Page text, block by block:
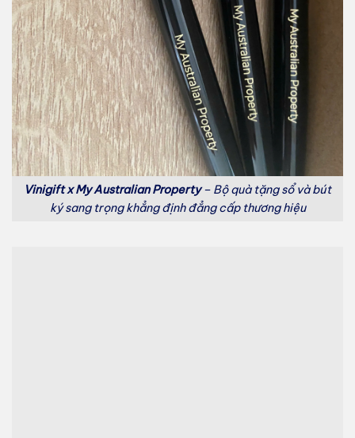
Vinigift x My Australian Property– Bộ quà tặng sổ và bút
ký sang trọng khẳng định đẳng cấp thương hiệu